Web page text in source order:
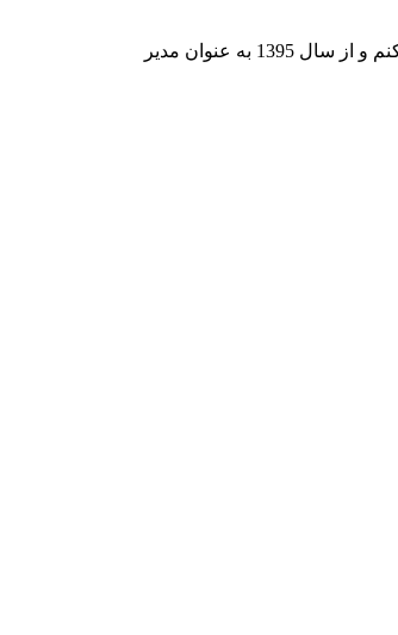
دانش آموخته رشته زبان و ادبیات انگلیسی هستم در مقطع Ph.D از دانشگاه اصفهان و از سال 1385 تاکنون به عنوان مدرس، مترجم و نویسنده فعالیت می‌کنم و از سال 1395 به عنوان مدیر